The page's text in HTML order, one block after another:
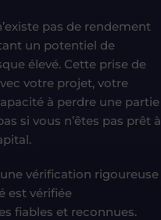
pas de rendement
un potentiel de
élevé. Cette prise de
votre projet, votre
à perdre une partie
si vous n’êtes pas prêt à
vérification rigoureuse
est vérifiée
fiables et reconnues.